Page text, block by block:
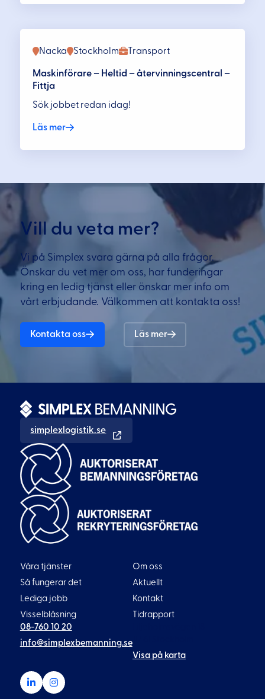
Transport
Nacka Stockholm
Maskinförare – Heltid – återvinningscentral –
Fittja
Sök jobbet redan idag!
Läs mer
Vill du veta mer?
Vi på Simplex svara gärna på alla frågor.
Önskar du vet mer om oss, har funderingar
kring en ledig tjänst eller önskar mer info om
vårt erbjudande. Välkommen att kontakta oss!
Kontakta oss Läs mer
simplexlogistik.se
08-760 10 20
info@simplexbemanning.se
Visa på karta
Våra tjänster
Så fungerar det
Lediga jobb
Visselblåsning
Om oss
Aktuellt
Kontakt
Tidrapport